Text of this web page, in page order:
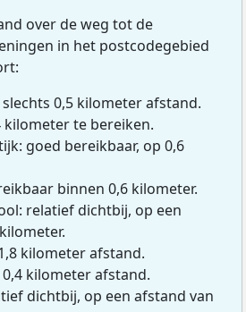
over de weg tot de
in het postcodegebied
0,5 kilometer afstand.
kilometer te bereiken.
goed bereikbaar, op 0,6
binnen 0,6 kilometer.
relatief dichtbij, op een
kilometer afstand.
kilometer afstand.
dichtbij, op een afstand van